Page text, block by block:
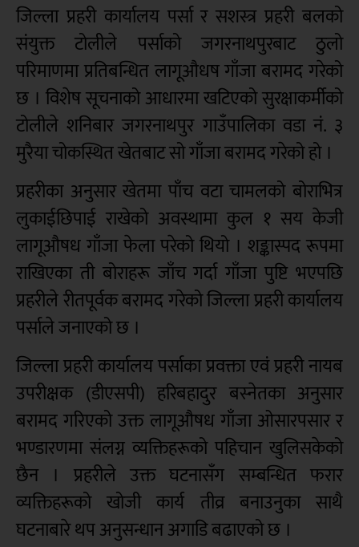
जिल्ला प्रहरी कार्यालय पर्सा र सशस्त्र प्रहरी बलको
संयुक्त टोलीले पर्साको जगरनाथपुरबाट ठुलो
परिमाणमा प्रतिबन्धित लागूऔधष गाँजा बरामद गरेको
छ । विशेष सूचनाको आधारमा खटिएको सुरक्षाकर्मीको
टोलीले शनिबार जगरनाथपुर गाउँपालिका वडा नं. ३
मुरैया चोकस्थित खेतबाट सो गाँजा बरामद गरेको हो ।
प्रहरीका अनुसार खेतमा पाँच वटा चामलको बोराभित्र
लुकाईछिपाई राखेको अवस्थामा कुल १ सय केजी
लागूऔषध गाँजा फेला परेको थियो । शङ्कास्पद रूपमा
राखिएका ती बोराहरू जाँच गर्दा गाँजा पुष्टि भएपछि
प्रहरीले रीतपूर्वक बरामद गरेको जिल्ला प्रहरी कार्यालय
पर्साले जनाएको छ ।
जिल्ला प्रहरी कार्यालय पर्साका प्रवक्ता एवं प्रहरी नायब
उपरीक्षक (डीएसपी) हरिबहादुर बस्नेतका अनुसार
बरामद गरिएको उक्त लागूऔषध गाँजा ओसारपसार र
भण्डारणमा संलग्न व्यक्तिहरूको पहिचान खुलिसकेको
छैन । प्रहरीले उक्त घटनासँग सम्बन्धित फरार
व्यक्तिहरूको खोजी कार्य तीव्र बनाउनुका साथै
घटनाबारे थप अनुसन्धान अगाडि बढाएको छ ।